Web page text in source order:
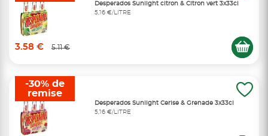
Desperados Sunlight citron & Citron vert 3x33cl
5,16 €/LITRE
3.58 € 5.11 €
Desperados Sunlight Cerise & Grenade 3x33cl
5,16 €/LITRE
-30% de
remise